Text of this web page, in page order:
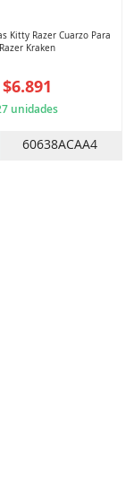
Kitty Razer Cuarzo Para
Razer Kraken
$6.891
unidades
60638ACAA4